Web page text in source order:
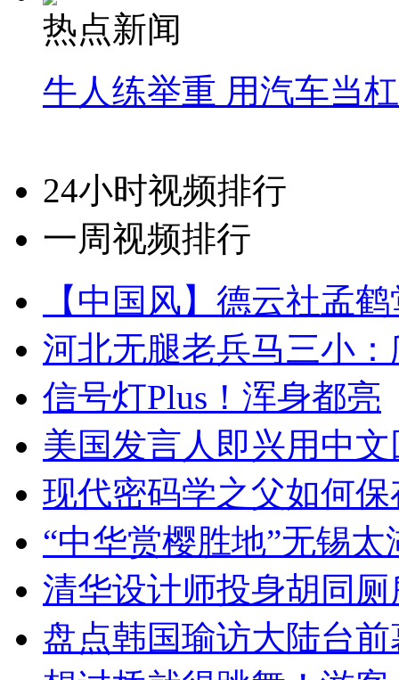
热点新闻
牛人练举重 用汽车当
24小时视频排行
一周视频排行
【中国风】德云社孟
河北无腿老兵马三小
信号灯Plus！浑身都亮
美国发言人即兴用中
现代密码学之父如何
“中华赏樱胜地”无锡
清华设计师投身胡同
盘点韩国瑜访大陆台